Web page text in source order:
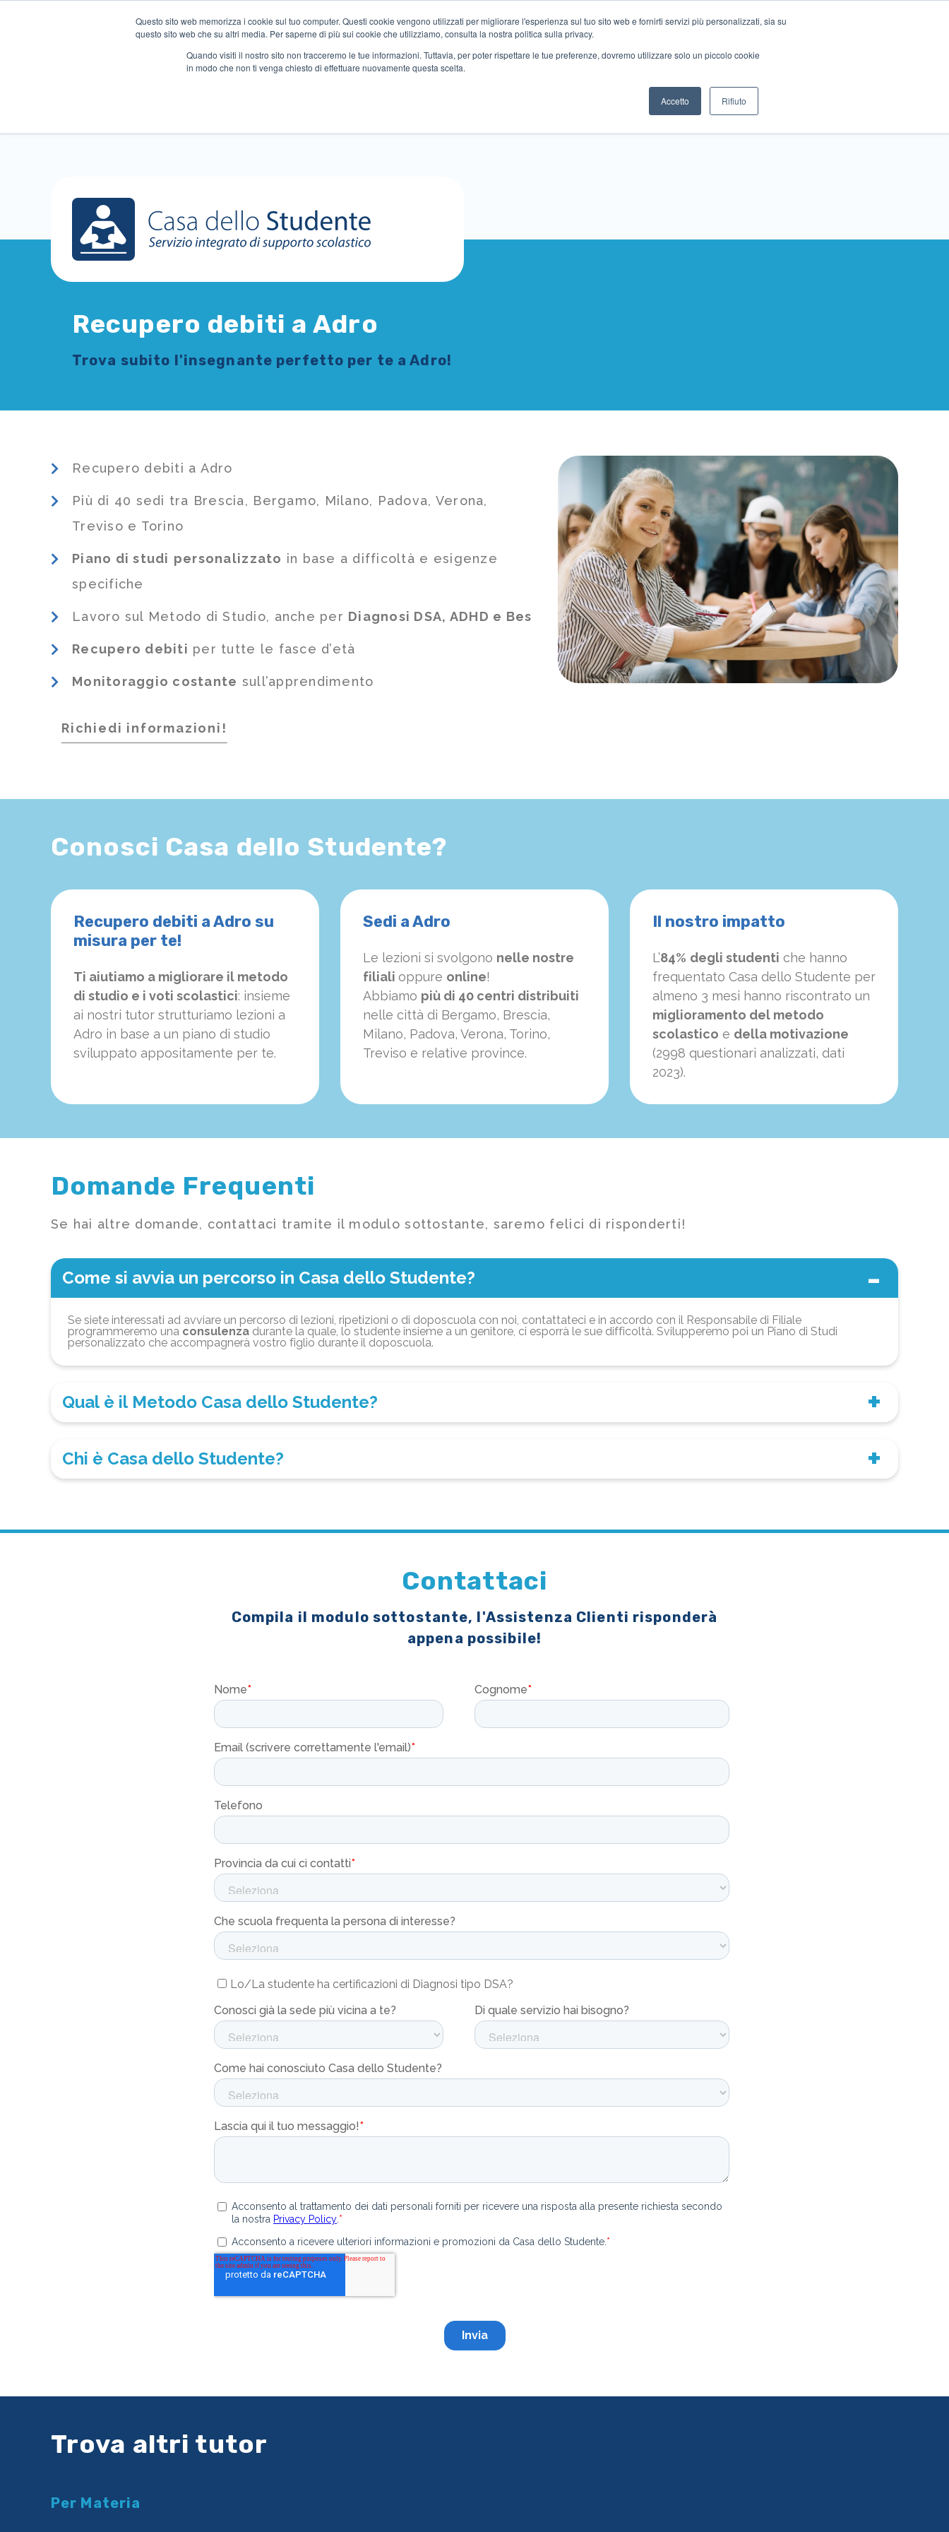
Questo sito web memorizza i cookie sul tuo computer. Questi cookie vengono utilizzati per migliorare l'esperienza sul tuo sito web e fornirti servizi più personalizzati, sia su
questo sito web che su altri media. Per saperne di più sui cookie che utilizziamo, consulta la nostra politica sulla privacy.
Quando visiti il ​​nostro sito non tracceremo le tue informazioni. Tuttavia, per poter rispettare le tue preferenze, dovremo utilizzare solo un piccolo cookie
in modo che non ti venga chiesto di effettuare nuovamente questa scelta.
Accetto Rifiuto
Recupero debiti a Adro
Trova subito l'insegnante perfetto per te a Adro!
Recupero debiti a Adro
Più di 40 sedi tra Brescia, Bergamo, Milano, Padova, Verona,
Treviso e Torino
Piano di studi personalizzato in base a difficoltà e esigenze
specifiche
Lavoro sul Metodo di Studio, anche per Diagnosi DSA, ADHD e Bes
Recupero debiti per tutte le fasce d’età
Monitoraggio costante sull’apprendimento
Richiedi informazioni!
Conosci Casa dello Studente?
Recupero debiti a Adro su
misura per te!
Ti aiutiamo a migliorare il metodo
di studio e i voti scolastici: insieme
ai nostri tutor strutturiamo lezioni a
Adro in base a un piano di studio
sviluppato appositamente per te.
Sedi a Adro
Le lezioni si svolgono nelle nostre
filiali oppure online!
Abbiamo più di 40 centri distribuiti
nelle città di Bergamo, Brescia,
Milano, Padova, Verona, Torino,
Treviso e relative province.
Il nostro impatto
L’84% degli studenti che hanno
frequentato Casa dello Studente per
almeno 3 mesi hanno riscontrato un
miglioramento del metodo
scolastico e della motivazione
(2998 questionari analizzati, dati
2023).
Domande Frequenti
Se hai altre domande, contattaci tramite il modulo sottostante, saremo felici di risponderti!
Come si avvia un percorso in Casa dello Studente?
Se siete interessati ad avviare un percorso di lezioni, ripetizioni o di doposcuola con noi, contattateci e in accordo con il Responsabile di Filiale
programmeremo una consulenza durante la quale, lo studente insieme a un genitore, ci esporrà le sue difficoltà. Svilupperemo poi un Piano di Studi
personalizzato che accompagnerà vostro figlio durante il doposcuola.
Qual è il Metodo Casa dello Studente?
Chi è Casa dello Studente?
Contattaci
Compila il modulo sottostante, l'Assistenza Clienti risponderà
appena possibile!
Trova altri tutor
Per Materia